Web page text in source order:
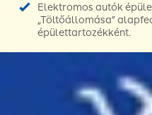
Elektromos autók
„Töltőállomása”
épülettartozékként.